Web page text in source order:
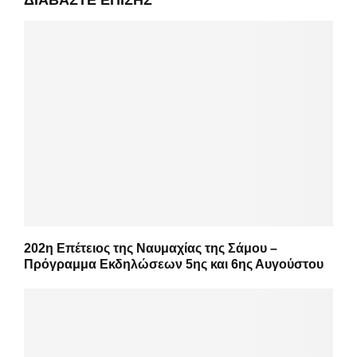
202η Επέτειος της Ναυμαχίας της Σάμου –
Πρόγραμμα Εκδηλώσεων 5ης και 6ης Αυγούστου